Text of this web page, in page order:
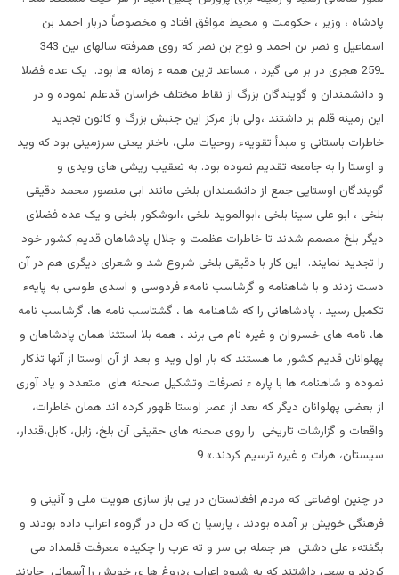
پادشاه ، وزير ، حکومت و محيط موافق افتاد و مخصوصاً دربار احمد بن
اسماعيل و نصر بن احمد و نوح بن نصر که روی همرفته سالهای بين 343
ـ259 هجری در بر می گيرد ، مساعد ترين همه ء زمانه ها بود. يک عده فضلا
و دانشمندان و گويندگان بزرگ از نقاط مختلف خراسان قدعلم نموده و در
اين زمينه قلم بر داشتند ،ولی باز مرکز اين جنبش بزرگ و کانون تجديد
خاطرات باستانی و مبدأ تقويهء روحيات ملی، باختر یعنی سرزمينی بود که ويد
و اوستا را به جامعه تقديم نموده بود. به تعقيب ريشی های ويدی و
گويندگان اوستايی جمع از دانشمندان بلخی مانند ابی منصور محمد دقيقی
بلخی ، ابو علی سينا بلخی ،ابوالمويد بلخی ،ابوشکور بلخی و یک عده فضلای
ديگر بلخ مصمم شدند تا خاطرات عظمت و جلال پادشاهان قديم کشور خود
را تجديد نمايند. اين کار با دقيقی بلخی شروع شد و شعرای ديگری هم در آن
دست زدند و با شاهنامه و گرشاسب نامهء فردوسی و اسدی طوسی به پايهء
تکميل رسيد . پادشاهانی را که شاهنامه ها ، گشتاسب نامه ها، گرشاسب نامه
ها، نامه های خسروان و غيره نام می برند ، همه بلا استثنا همان پادشاهان و
پهلوانان قديم کشور ما هستند که بار اول ويد و بعد از آن اوستا از آنها تذکار
نموده و شاهنامه ها با پاره ء تصرفات وتشکيل صحنه های متعدد و ياد آوری
از بعضی پهلوانان ديگر که بعد از عصر اوستا ظهور کرده اند همان خاطرات،
واقعات و گزارشات تاريخی را روی صحنه های حقيقی آن بلخ، زابل، کابل،قندار،
سيستان، هرات و غيره ترسيم کردند.» 9
در چنين اوضاعی که مردم افغانستان در پی باز سازی هويت ملی و آئينی و
فرهنگی خويش بر آمده بودند ، پارسيا ن که دل در گروهء اعراب داده بودند و
بگفتهء علی دشتی هر جمله بی سر و ته عرب را چکيده معرفت قلمداد می